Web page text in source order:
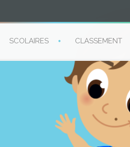
SCOLAIRES CLASSEMENT